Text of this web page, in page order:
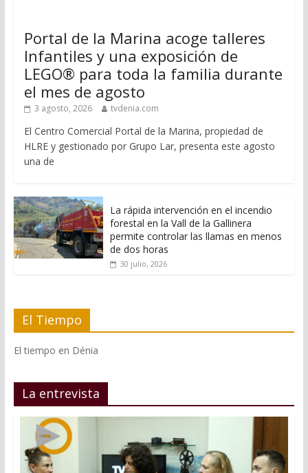
Portal de la Marina acoge talleres
Infantiles y una exposición de
LEGO® para toda la familia durante
el mes de agosto
3 agosto, 2026 tvdenia.com
El Centro Comercial Portal de la Marina, propiedad de
HLRE y gestionado por Grupo Lar, presenta este agosto
una de
La rápida intervención en el incendio
forestal en la Vall de la Gallinera
permite controlar las llamas en menos
de dos horas
30 julio, 2026
El Tiempo
El tiempo en Dénia
La entrevista